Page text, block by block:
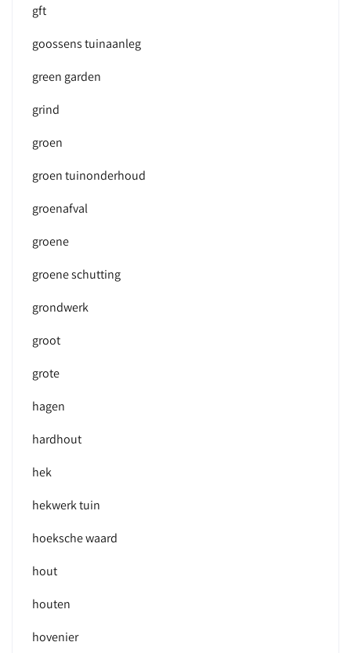
gft
goossens tuinaanleg
green garden
grind
groen
groen tuinonderhoud
groenafval
groene
groene schutting
grondwerk
groot
grote
hagen
hardhout
hek
hekwerk tuin
hoeksche waard
hout
houten
hovenier